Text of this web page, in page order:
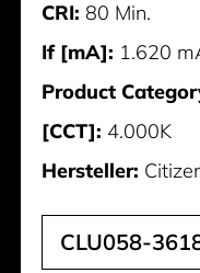
CRI: 80 Min.
If [mA]: 1.620
Product
[CCT]: 4.000K
Hersteller:
CLU058-